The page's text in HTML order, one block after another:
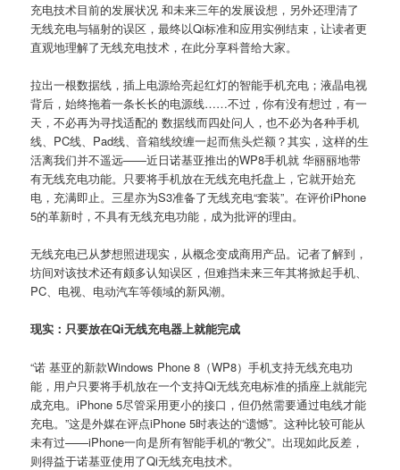
充电技术目前的发展状况 和未来三年的发展设想，另外还理清了
无线充电与辐射的误区，最终以Qi标准和应用实例结束，让读者更
直观地理解了无线充电技术，在此分享科普给大家。
拉出一根数据线，插上电源给亮起红灯的智能手机充电；液晶电视
背后，始终拖着一条长长的电源线……不过，你有没有想过，有一
天，不必再为寻找适配的 数据线而四处问人，也不必为各种手机
线、PC线、Pad线、音箱线绞缠一起而焦头烂额？其实，这样的生
活离我们并不遥远——近日诺基亚推出的WP8手机就 华丽丽地带
有无线充电功能。只要将手机放在无线充电托盘上，它就开始充
电，充满即止。三星亦为S3准备了无线充电“套装”。在评价iPhone
5的革新时，不具有无线充电功能，成为批评的理由。
无线充电已从梦想照进现实，从概念变成商用产品。记者了解到，
坊间对该技术还有颇多认知误区，但难挡未来三年其将掀起手机、
PC、电视、电动汽车等领域的新风潮。
现实：只要放在Qi无线充电器上就能完成
“诺 基亚的新款Windows Phone 8（WP8）手机支持无线充电功
能，用户只要将手机放在一个支持Qi无线充电标准的插座上就能完
成充电。iPhone 5尽管采用更小的接口，但仍然需要通过电线才能
充电。”这是外媒在评点iPhone 5时表达的“遗憾”。这种比较可能从
未有过——iPhone一向是所有智能手机的“教父”。出现如此反差，
则得益于诺基亚使用了Qi无线充电技术。